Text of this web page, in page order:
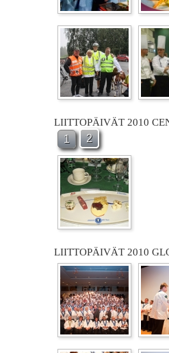
LIITTOPÄIVÄT 2010
1 2
LIITTOPÄIVÄT 2010